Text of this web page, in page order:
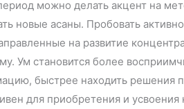
можно делать акцент на
новые асаны. Пробовать
на развитие
Ум становится более
быстрее находить решения
для приобретения и усвоения